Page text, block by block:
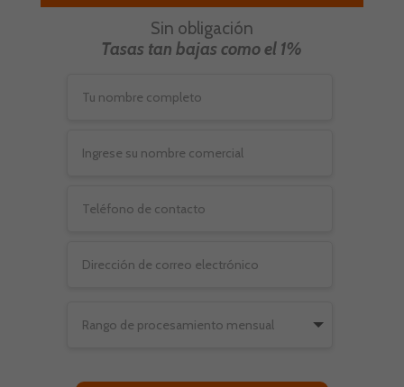
Sin obligación
Tasas tan bajas como el 1%